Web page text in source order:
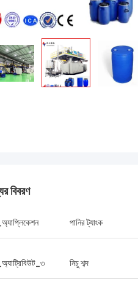
বিবরণ
পানির ট্যাংক
নিচু শব্দ